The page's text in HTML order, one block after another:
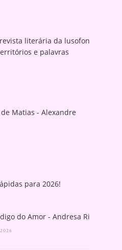
literária da lusofonia
e palavras
Matias - Alexandre
para 2026!
do Amor - Andresa Rios